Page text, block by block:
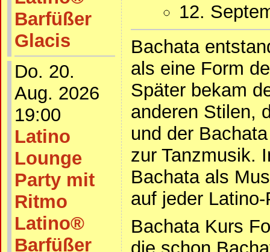
Barfüßer
Glacis
Do. 20.
Aug. 2026
19:00
Latino
Lounge
Party mit
Ritmo
Latino®
Barfüßer
12.
Bachata
als eine Form
Später bekam
anderen Stilen,
und der
zur Tanzmusik.
Bachata als
auf jeder Latino-
Bachata Kurs